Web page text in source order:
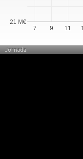
7 9 11
21 M€
Jornada